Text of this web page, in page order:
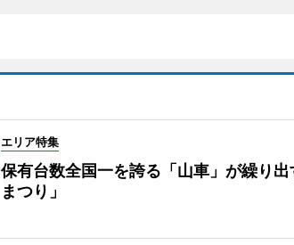
エリア特集
保有台数全国一を誇る「山車」が繰り
まつり」